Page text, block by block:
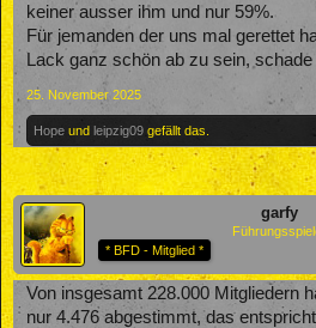
keiner ausser ihm und nur 59%.
Für jemanden der uns mal gerettet
Lack ganz schön ab zu sein, schade
25. November 2025
Hope und leipzig09 gefällt das.
garfy
* BFD - Mitglied *
Von insgesamt 228.000 Mitgliedern
nur 4.476 abgestimmt, das